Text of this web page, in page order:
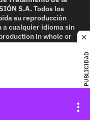
PUBLICIDAD
S.A.Todos los
su reproducción
a cualquier idioma sin
in whole or
permission is